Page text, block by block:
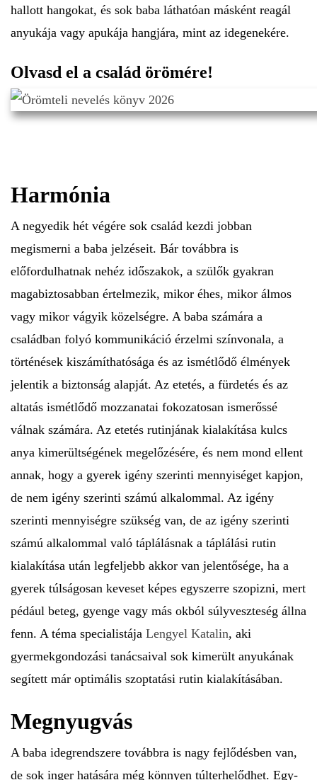
hallott hangokat, és sok baba láthatóan másként reagál
anyukája vagy apukája hangjára, mint az idegenekére.
Olvasd el a család örömére!
Harmónia
A negyedik hét végére sok család kezdi jobban
megismerni a baba jelzéseit. Bár továbbra is
előfordulhatnak nehéz időszakok, a szülők gyakran
magabiztosabban értelmezik, mikor éhes, mikor álmos
vagy mikor vágyik közelségre. A baba számára a
családban folyó kommunikáció érzelmi színvonala, a
történések kiszámíthatósága és az ismétlődő élmények
jelentik a biztonság alapját. Az etetés, a fürdetés és az
altatás ismétlődő mozzanatai fokozatosan ismerőssé
válnak számára. Az etetés rutinjának kialakítása kulcs
anya kimerültségének megelőzésére, és nem mond ellent
annak, hogy a gyerek igény szerinti mennyiséget kapjon,
de nem igény szerinti számú alkalommal. Az igény
szerinti mennyiségre szükség van, de az igény szerinti
számú alkalommal való táplálásnak a táplálási rutin
kialakítása után legfeljebb akkor van jelentősége, ha a
gyerek túlságosan keveset képes egyszerre szopizni, mert
pédául beteg, gyenge vagy más okból súlyveszteség állna
fenn. A téma specialistája Lengyel Katalin, aki
gyermekgondozási tanácsaival sok kimerült anyukának
segített már optimális szoptatási rutin kialakításában.
Megnyugvás
A baba idegrendszere továbbra is nagy fejlődésben van,
de sok inger hatására még könnyen túlterhelődhet. Egy-